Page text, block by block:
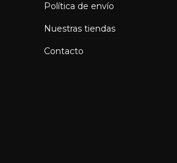
Política de envío
Nuestras tiendas
Contacto